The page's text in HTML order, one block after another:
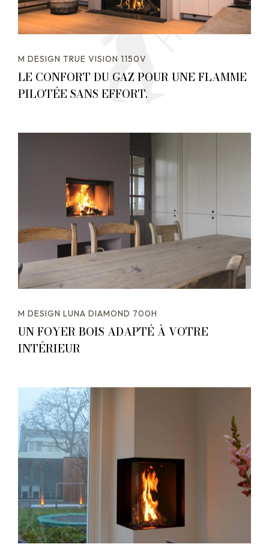
M DESIGN TRUE VISION 1150V
LE CONFORT DU GAZ POUR UNE FLAMME
PILOTÉE SANS EFFORT.
M DESIGN LUNA DIAMOND 700H
UN FOYER BOIS ADAPTÉ À VOTRE
INTÉRIEUR